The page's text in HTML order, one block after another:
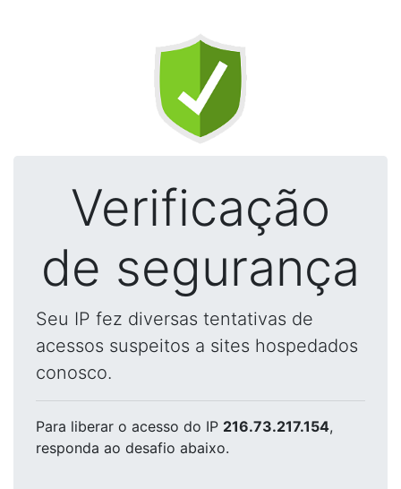
Verificação
de segurança
Seu IP fez diversas tentativas de
acessos suspeitos a sites hospedados
conosco.
Para liberar o acesso do IP 216.73.217.154,
responda ao desafio abaixo.